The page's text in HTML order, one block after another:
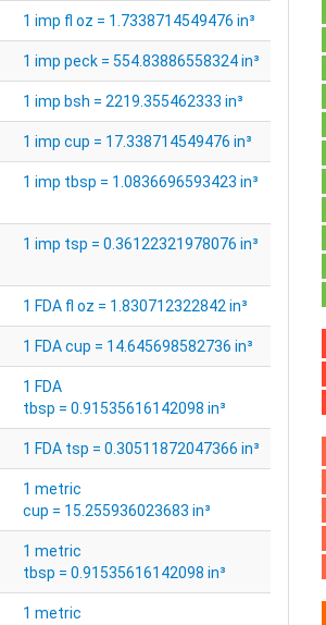
1 imp fl oz = 1.7338714549476 in³
1 imp peck = 554.83886558324 in³
1 imp bsh = 2219.355462333 in³
1 imp cup = 17.338714549476 in³
1 imp tbsp = 1.0836696593423 in³
1 imp tsp = 0.36122321978076 in³
1 FDA fl oz = 1.830712322842 in³
1 FDA cup = 14.645698582736 in³
1 FDA
tbsp = 0.91535616142098 in³
1 FDA tsp = 0.30511872047366 in³
1 metric
cup = 15.255936023683 in³
1 metric
tbsp = 0.91535616142098 in³
1 metric